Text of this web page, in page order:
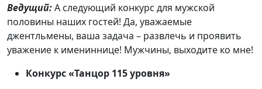
Ведущий:А следующий конкурс для мужской
половины наших гостей! Да, уважаемые
джентльмены, ваша задача – развлечь и проявить
уважение к имениннице! Мужчины, выходите ко мне!
Конкурс «Танцор 115 уровня»